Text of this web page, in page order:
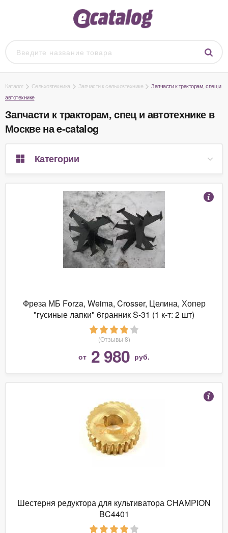
Каталог Сельхозтехника Запчасти к сельхозтехнике
Запчасти к тракторам, спец и
автотехнике
Запчасти к тракторам, спец и автотехнике в
Москве на e-catalog
Категории
Фреза МБ Forza, Weima, Crosser, Целина, Хопер
"гусиные лапки" 6гранник S-31 (1 к-т: 2 шт)
(Отзывы 8)
от 2 980 руб.
Шестерня редуктора для культиватора CHAMPION
BC4401